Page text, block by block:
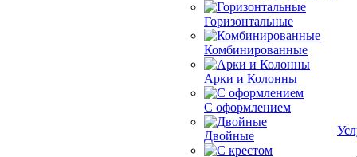
Горизонтальные
Комбинированные
Арки и Колонны
С оформлением
Двойные